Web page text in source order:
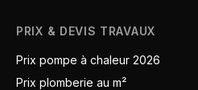
PRIX & DEVIS TRAVAUX
Prix pompe à chaleur 2026
Prix plomberie au m²